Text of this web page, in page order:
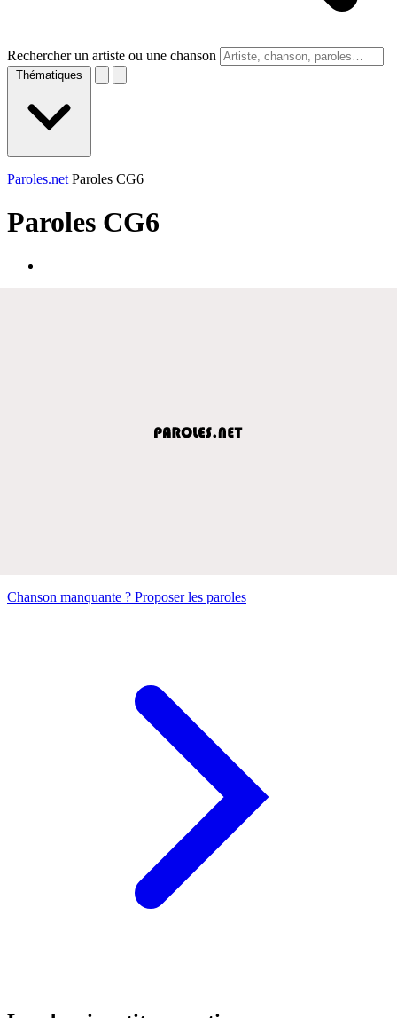
Rechercher un artiste ou une chanson
Thématiques
Paroles.net Paroles CG6
Paroles CG6
Chanson manquante ? Proposer les paroles